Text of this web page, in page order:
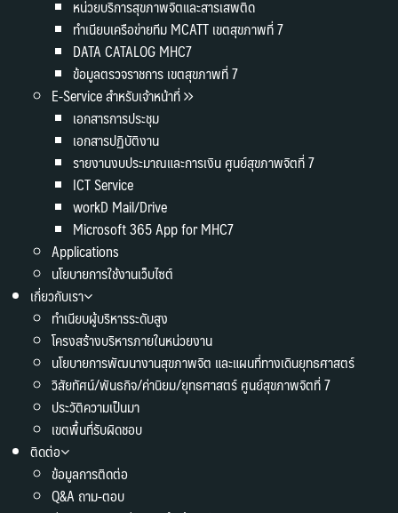
หน่วยบริการสุขภาพจิตและสารเสพติด
ทำเนียบเครือข่ายทีม MCATT เขตสุขภาพที่ 7
DATA CATALOG MHC7
ข้อมูลตรวจราชการ เขตสุขภาพที่ 7
E-Service สำหรับเจ้าหน้าที่
เอกสารการประชุม
เอกสารปฏิบัติงาน
รายงานงบประมาณและการเงิน ศูนย์สุขภาพจิตที่ 7
ICT Service
workD Mail/Drive
Microsoft 365 App for MHC7
Applications
นโยบายการใช้งานเว็บไซต์
เกี่ยวกับเรา
ทำเนียบผู้บริหารระดับสูง
โครงสร้างบริหารภายในหน่วยงาน
นโยบายการพัฒนางานสุขภาพจิต และแผนที่ทางเดินยุทธศาสตร์
วิสัยทัศน์/พันธกิจ/ค่านิยม/ยุทธศาสตร์ ศูนย์สุขภาพจิตที่ 7
ประวัติความเป็นมา
เขตพื้นที่รับผิดชอบ
ติดต่อ
ข้อมูลการติดต่อ
Q&A ถาม-ตอบ